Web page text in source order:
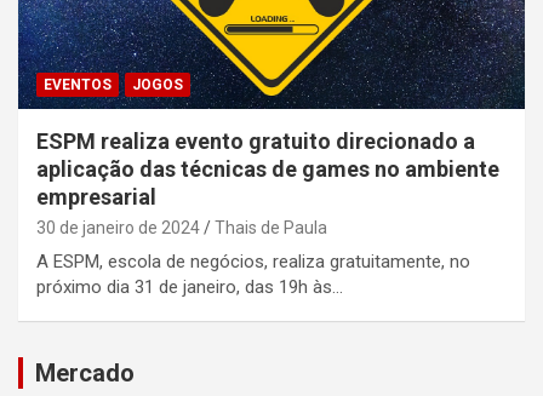
EVENTOS JOGOS
ESPM realiza evento gratuito direcionado a
aplicação das técnicas de games no ambiente
empresarial
30 de janeiro de 2024 Thais de Paula
A ESPM, escola de negócios, realiza gratuitamente, no
próximo dia 31 de janeiro, das 19h às…
Mercado